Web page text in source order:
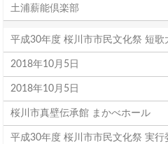
土浦薪能倶楽部
平成30年度 桜川市市民文化祭 短歌
2018年10月5日
2018年10月5日
桜川市真壁伝承館 まかべホール
平成30年度 桜川市市民文化祭 実行